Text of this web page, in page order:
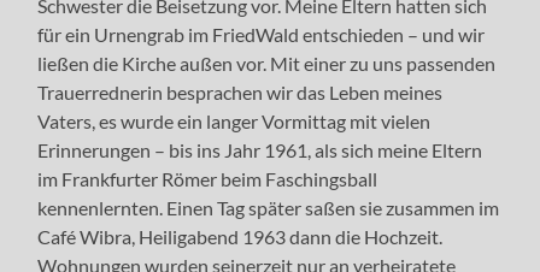
Schwester die Beisetzung vor. Meine Eltern hatten sich
für ein Urnengrab im FriedWald entschieden – und wir
ließen die Kirche außen vor. Mit einer zu uns passenden
Trauerrednerin besprachen wir das Leben meines
Vaters, es wurde ein langer Vormittag mit vielen
Erinnerungen – bis ins Jahr 1961, als sich meine Eltern
im Frankfurter Römer beim Faschingsball
kennenlernten. Einen Tag später saßen sie zusammen im
Café Wibra, Heiligabend 1963 dann die Hochzeit.
Wohnungen wurden seinerzeit nur an verheiratete